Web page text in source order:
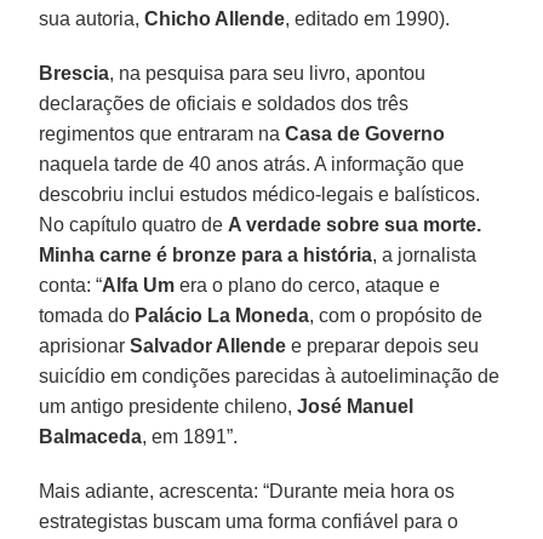
sua autoria,Chicho Allende, editado em 1990).
Brescia, na pesquisa para seu livro, apontou
declarações de oficiais e soldados dos três
regimentos que entraram naCasa de Governo
naquela tarde de 40 anos atrás. A informação que
descobriu inclui estudos médico-legais e balísticos.
No capítulo quatro de A verdade sobre sua morte.
Minha carne é bronze para a história, a jornalista
conta: “Alfa Um era o plano do cerco, ataque e
tomada do Palácio La Moneda, com o propósito de
aprisionarSalvador Allende e preparar depois seu
suicídio em condições parecidas à autoeliminação de
um antigo presidente chileno,José Manuel
Balmaceda, em 1891”.
Mais adiante, acrescenta: “Durante meia hora os
estrategistas buscam uma forma confiável para o